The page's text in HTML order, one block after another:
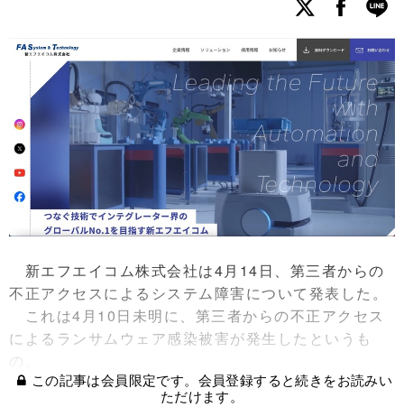
新エフエイコム株式会社は4月14日、第三者からの
不正アクセスによるシステム障害について発表した。
これは4月10日未明に、第三者からの不正アクセス
によるランサムウェア感染被害が発生したというも
の。
この記事は会員限定です。会員登録すると続きをお読みい
ただけます。